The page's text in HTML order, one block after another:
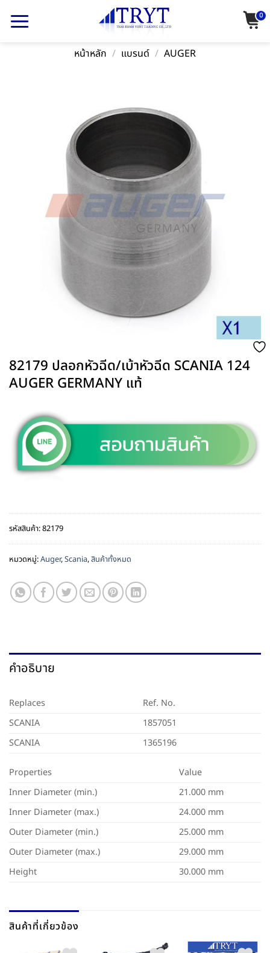
0
หน้าหลัก / แบรนด์ / AUGER
82179 ปลอกหัวฉีด/เบ้าหัวฉีด SCANIA 124
AUGER GERMANY แท้
รหัสสินค้า:82179
หมวดหมู่:Auger,Scania,สินค้าทั้งหมด
คำอธิบาย
Replaces
Ref. No.
SCANIA
1857051
SCANIA
1365196
Properties
Value
Inner Diameter (min.)
21.000 mm
Inner Diameter (max.)
24.000 mm
Outer Diameter (min.)
25.000 mm
Outer Diameter (max.)
29.000 mm
Height
30.000 mm
สินค้าที่เกี่ยวข้อง